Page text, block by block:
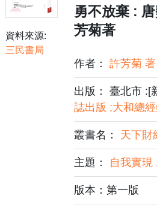
資料來源:
三民書局
勇不放棄 :
芳菊著
作者：許芳菊 著
出版： 臺北市 :[
誌出版 ;大和總
叢書名： 天下財
主題： 自我實現
版本：第一版